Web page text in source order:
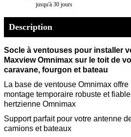
jusqu'à 30 jours
Description
Socle à ventouses pour installer
Maxview Omnimax sur le toit de
caravane, fourgon et bateau
La base de ventouse Omnimax
montage temporaire robuste et
hertzienne Omnimax
Support parfait pour votre antenne
camions et bateaux